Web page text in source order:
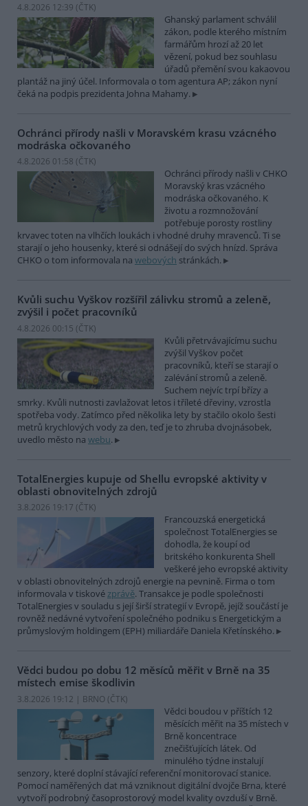
4.8.2026 12:39 (ČTK)
Ghanský parlament schválil
zákon, podle kterého místním
farmářům hrozí až 20 let
vězení, pokud bez souhlasu
úřadů přemění svou kakaovou
plantáž na jiný účel. Informovala o tom agentura AP; zákon nyní
čeká na podpis prezidenta Johna Mahamy.
Ochránci přírody našli v Moravském krasu vzácného
modráska očkovaného
4.8.2026 01:58 (ČTK)
Ochránci přírody našli v CHKO
Moravský kras vzácného
modráska očkovaného. K
životu a rozmnožování
potřebuje porosty rostliny
krvavec toten na vlhčích loukách i vhodné druhy mravenců. Ti se
starají o jeho housenky, které si odnášejí do svých hnízd. Správa
CHKO o tom informovala na webových stránkách.
Kvůli suchu Vyškov rozšířil zálivku stromů a zeleně,
zvýšil i počet pracovníků
4.8.2026 00:15 (ČTK)
Kvůli přetrvávajícímu suchu
zvýšil Vyškov počet
pracovníků, kteří se starají o
zalévání stromů a zeleně.
Suchem nejvíc trpí břízy a
smrky. Kvůli nutnosti zavlažovat letos i tříleté dřeviny, vzrostla
spotřeba vody. Zatímco před několika lety by stačilo okolo šesti
metrů krychlových vody za den, teď je to zhruba dvojnásobek,
uvedlo město na webu.
TotalEnergies kupuje od Shellu evropské aktivity v
oblasti obnovitelných zdrojů
3.8.2026 19:17 (ČTK)
Francouzská energetická
společnost TotalEnergies se
dohodla, že koupí od
britského konkurenta Shell
veškeré jeho evropské aktivity
v oblasti obnovitelných zdrojů energie na pevnině. Firma o tom
informovala v tiskovézprávě. Transakce je podle společnosti
TotalEnergies v souladu s její širší strategií v Evropě, jejíž součástí je
rovněž nedávné vytvoření společného podniku s Energetickým a
průmyslovým holdingem (EPH) miliardáře Daniela Křetínského.
Vědci budou po dobu 12 měsíců měřit v Brně na 35
místech emise škodlivin
3.8.2026 19:12 | BRNO (ČTK)
Vědci boudou v příštích 12
měsících měřit na 35 místech v
Brně koncentrace
znečišťujících látek. Od
minulého týdne instalují
senzory, které doplní stávající referenční monitorovací stanice.
Pomocí naměřených dat má vzniknout digitální dvojče Brna, které
vytvoří podrobný časoprostorový model kvality ovzduší v Brně.